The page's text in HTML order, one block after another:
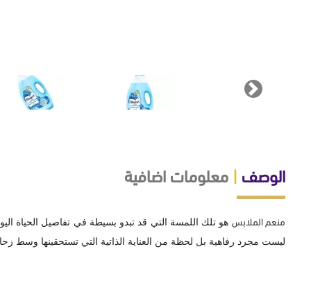
Next
الوصف | معلومات اضافية
منعم الملابس هو تلك اللمسة التي قد تبدو بسيطة في تفاصيل الحياة
ليست مجرد رفاهية بل لحظة من العناية الذاتية التي تستحقينها وسط